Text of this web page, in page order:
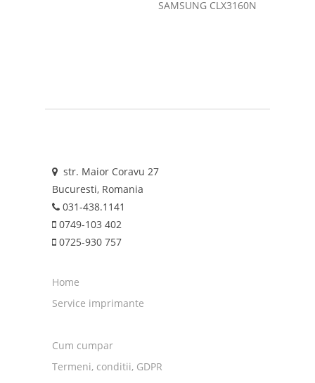
SAMSUNG CLX3160N
str. Maior Coravu 27
Bucuresti, Romania
031-438.1141
0749-103 402
0725-930 757
Home
Service imprimante
Cum cumpar
Termeni, conditii, GDPR